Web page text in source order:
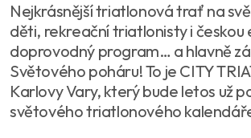
Nejkrásnější triatlonová trať na
děti, rekreační triatlonisty i českou
doprovodný program… a hlavně
Světového poháru! To je CITY
Karlovy Vary, který bude letos už
světového triatlonového